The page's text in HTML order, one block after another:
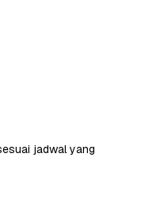
jadwal yang